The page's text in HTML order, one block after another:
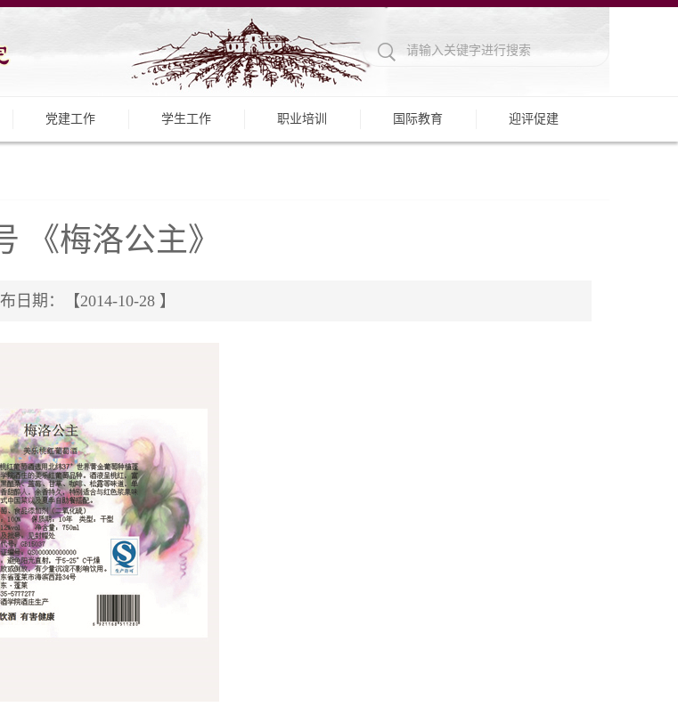
党建工作 学生工作 职业培训 国际教育 迎评促建
《梅洛公主》
日期：【2014-10-28 】